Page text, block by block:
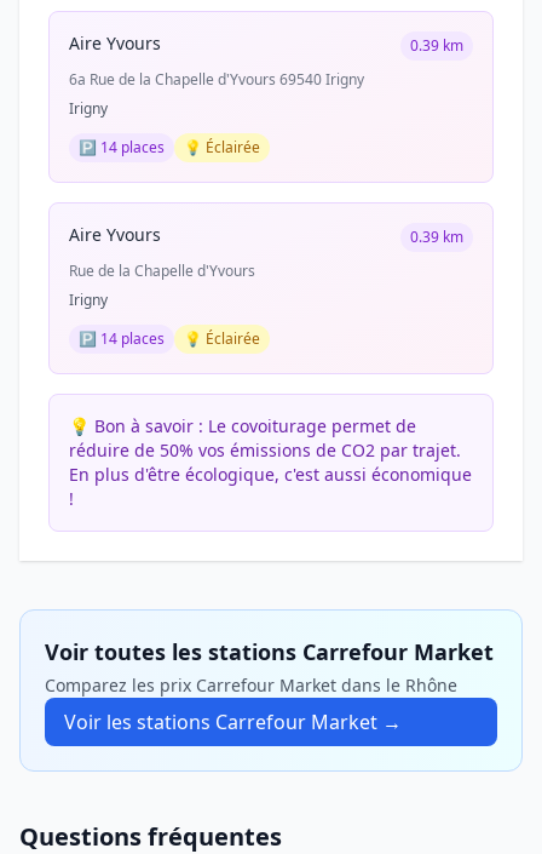
Aire Yvours
0.39 km
6a Rue de la Chapelle d'Yvours 69540 Irigny
Irigny
🅿️ 14 places
💡 Éclairée
Aire Yvours
0.39 km
Rue de la Chapelle d'Yvours
Irigny
🅿️ 14 places
💡 Éclairée
💡 Bon à savoir : Le covoiturage permet de
réduire de 50% vos émissions de CO2 par trajet.
En plus d'être écologique, c'est aussi économique
!
Voir toutes les stations Carrefour Market
Comparez les prix Carrefour Market dans le Rhône
Voir les stations Carrefour Market →
Questions fréquentes